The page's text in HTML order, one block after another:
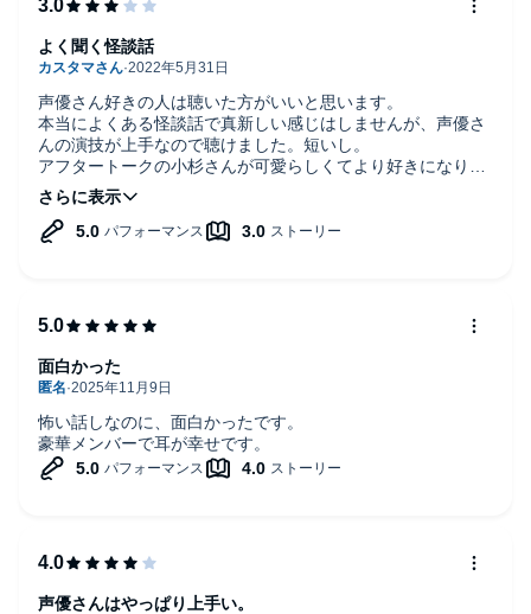
声優さん好きの人は聴いた方がいいと思います。
本当によくある怪談話で真新しい感じはしませんが、声優さ
んの演技が上手なので聴けました。短いし。
アフタートークの小杉さんが可愛らしくてより好きになりま
した。
よく聞く怪談話
怖い話しなのに、面白かったです。
豪華メンバーで耳が幸せです。
面白かった
声優さんはやっぱり上手い。